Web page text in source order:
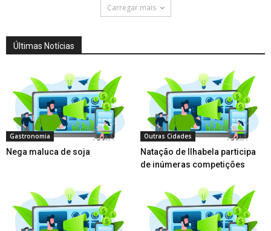
Carregar mais
Últimas Notícias
Gastronomia
Nega maluca de soja
Outras Cidades
Natação de Ilhabela participa
de inúmeras competições